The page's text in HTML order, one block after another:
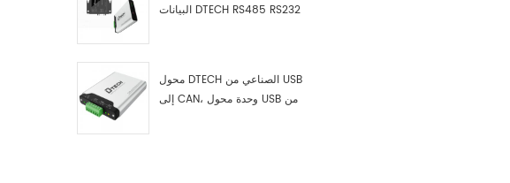
البيانات DTECH RS485 RS232
محول DTECH الصناعي من USB
إلى CAN، وحدة محول USB من